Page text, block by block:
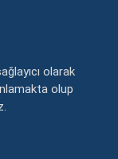
olarak
olup